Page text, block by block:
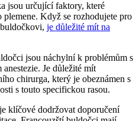
jsou určující faktory, které
Když se rozhodujete pro
je důležité mít na
jsou náchylní k problémům s
Je důležité mít
chirurga, který je obeznámen s
s touto specifickou rasou.
klíčové dodržovat doporučení